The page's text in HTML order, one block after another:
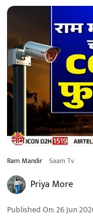
Ram Mandir Saam Tv
Priya More
Published On:26 Jun